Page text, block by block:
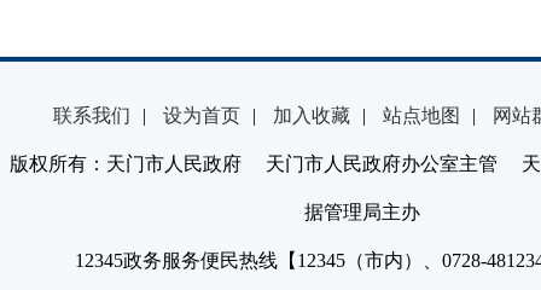
联系我们 | 设为首页 | 加入收藏 | 站点地图 | 网站
版权所有：天门市人民政府 天门市人民政府办公室主管 天
据管理局主办
12345政务服务便民热线【12345（市内）、0728-